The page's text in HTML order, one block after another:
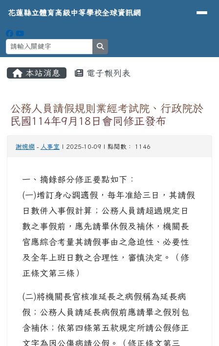
花蓮縣立體育高級中等學校全球資
導覽列
花蓮縣立體育高級中等學校全球資訊網
本站消息 電子報列表
公務人員請假規則業經考試院、行政院於
民國114年9月18日會同修正發布
謝婉嫻 - 人事室 | 2025-10-09 | 點閱數： 1146
一、摘錄部分修正要點如下：
(一)增訂身心調適假，每年准給三日，其請假
日數併入事假計算；公務人員請超過規定日
數之事假前，應先請畢休假及補休，機關長
官應綜合考量其請假事由之急迫性、必要性
及全年上班日數之合理性，審慎決定。（修
正條文第三條）
(二)將機關長官核准延長之病假稱為延長病
假；公務人員請延長病假前應請畢之假別包
含補休；依第四條第五款規定所請公假修正
文字為因公傷病請公假。（修正條文第三